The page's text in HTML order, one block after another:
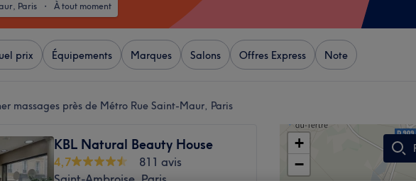
Paris ・ À tout moment
prix Équipements Marques Salons Offres Express Note
massages près de Métro Rue Saint-Maur, Paris
KBL Natural Beauty House
4,7
811 avis
+
−